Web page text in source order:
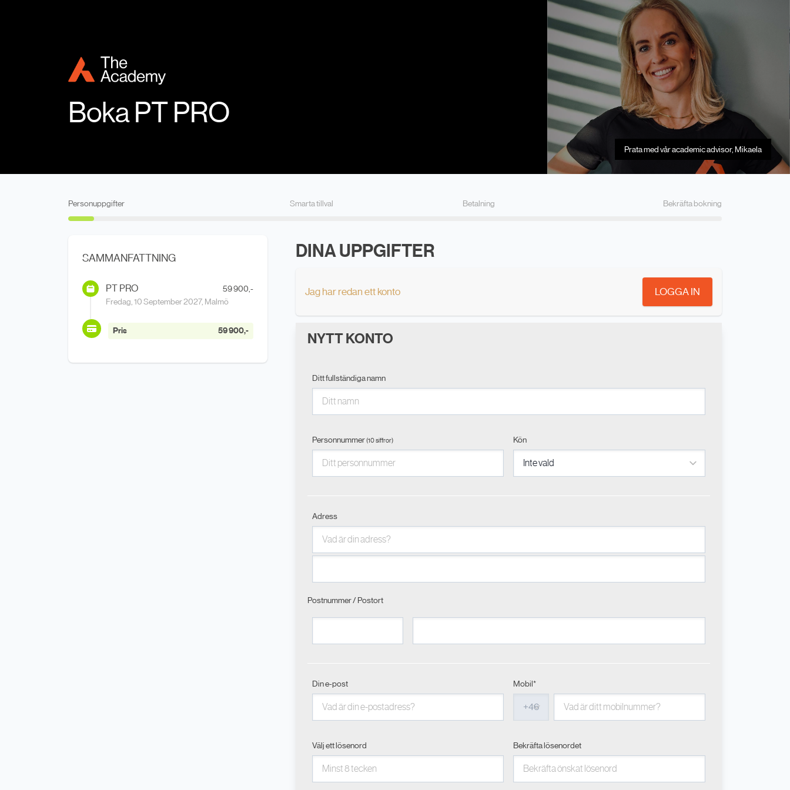
Prata med vår academic advisor, Mikaela
Boka PT PRO
Personuppgifter Smartatillval Betalning Bekräftabokning
SAMMANFATTNING
PT PRO
59 900,-
Fredag, 10 September 2027, Malmö
Pris 59 900,-
DINA UPPGIFTER
Jag har redan ett konto LOGGA IN
NYTT KONTO
Ditt fullständiga namn
Personnummer(10 siffror) Kön
Adress
Postnummer / Postort
Din e-post Mobil*
Välj ett lösenord Bekräfta lösenordet